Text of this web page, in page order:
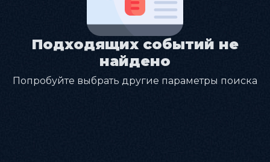
Подходящих событий не
найдено
Попробуйте выбрать другие параметры поиска